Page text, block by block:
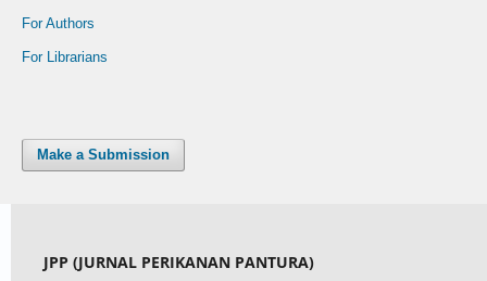
For Authors
For Librarians
Make a Submission
JPP (JURNAL PERIKANAN PANTURA)